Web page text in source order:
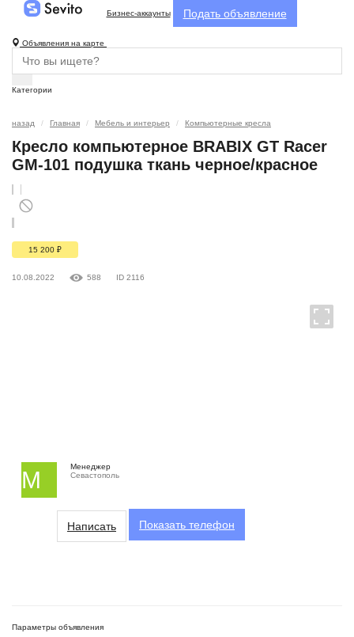
Бизнес-аккаунты Подать объявление
Объявления на карте
Категории
назад Главная Мебель и интерьер Компьютерные кресла
Кресло компьютерное BRABIX GT Racer
GM-101 подушка ткань черное/красное
15 200 ₽
10.08.2022 588 ID 2116
М
Менеджер
Севастополь
Написать Показать телефон
Параметры объявления